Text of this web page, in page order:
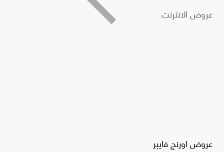
عروض الانترنت
عروض اورنج فايبر